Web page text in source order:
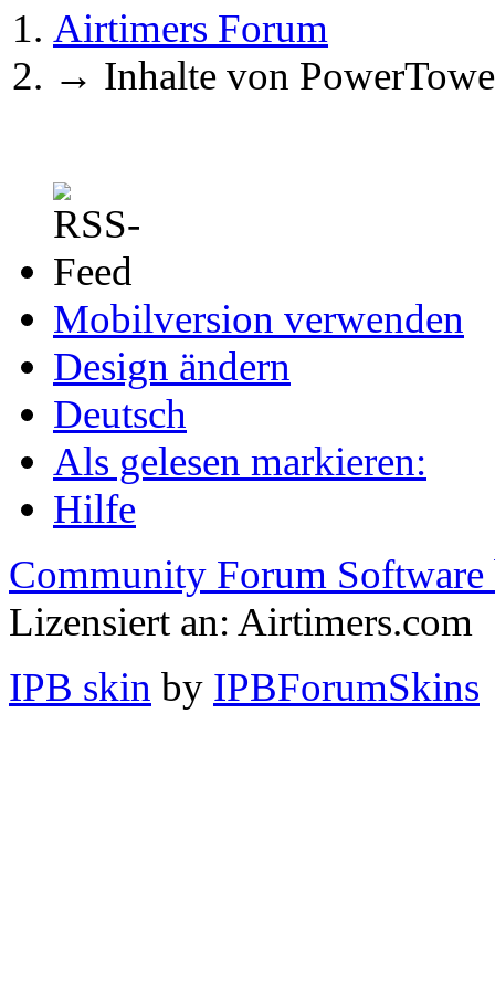
Airtimers Forum
→ Inhalte von
Mobilversion verwenden
Design ändern
Deutsch
Als gelesen markieren:
Hilfe
Community Forum Software
Lizensiert an: Airtimers.com
IPB skin by IPBForumSkins